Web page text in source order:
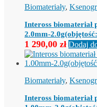
Biomateriały,
Inteross biomateriał
2.0mm-
1 290,00 zł Dodaj
Biomateriały,
Inteross biomateriał